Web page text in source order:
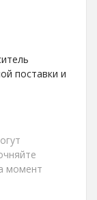
поставки и
момент